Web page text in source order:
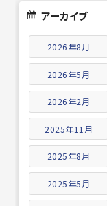
アーカイブ
2026年8月
2026年5月
2026年2月
2025年11月
2025年8月
2025年5月